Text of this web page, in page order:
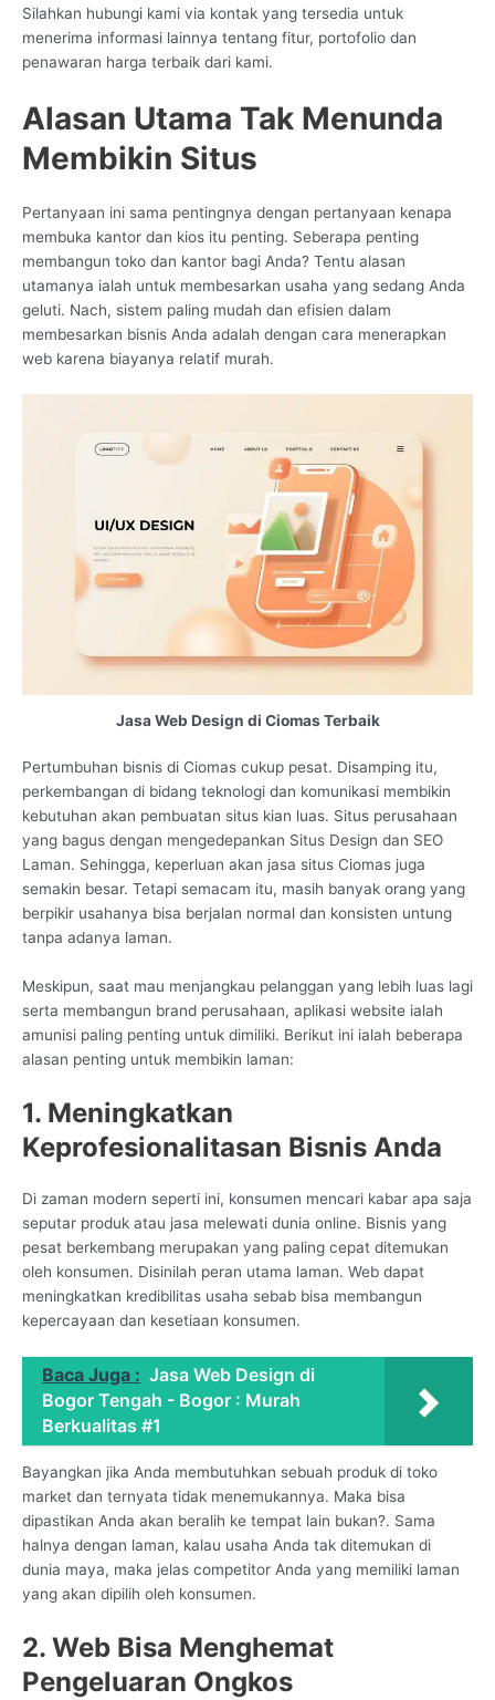
Silahkan hubungi kami via kontak yang tersedia untuk
menerima informasi lainnya tentang fitur, portofolio dan
penawaran harga terbaik dari kami.
Alasan Utama Tak Menunda
Membikin Situs
Pertanyaan ini sama pentingnya dengan pertanyaan kenapa
membuka kantor dan kios itu penting. Seberapa penting
membangun toko dan kantor bagi Anda? Tentu alasan
utamanya ialah untuk membesarkan usaha yang sedang Anda
geluti. Nach, sistem paling mudah dan efisien dalam
membesarkan bisnis Anda adalah dengan cara menerapkan
web karena biayanya relatif murah.
Jasa Web Design di Ciomas Terbaik
Pertumbuhan bisnis di Ciomas cukup pesat. Disamping itu,
perkembangan di bidang teknologi dan komunikasi membikin
kebutuhan akan pembuatan situs kian luas. Situs perusahaan
yang bagus dengan mengedepankan Situs Design dan SEO
Laman. Sehingga, keperluan akan jasa situs Ciomas juga
semakin besar. Tetapi semacam itu, masih banyak orang yang
berpikir usahanya bisa berjalan normal dan konsisten untung
tanpa adanya laman.
Meskipun, saat mau menjangkau pelanggan yang lebih luas lagi
serta membangun brand perusahaan, aplikasi website ialah
amunisi paling penting untuk dimiliki. Berikut ini ialah beberapa
alasan penting untuk membikin laman:
1. Meningkatkan
Keprofesionalitasan Bisnis Anda
Di zaman modern seperti ini, konsumen mencari kabar apa saja
seputar produk atau jasa melewati dunia online. Bisnis yang
pesat berkembang merupakan yang paling cepat ditemukan
oleh konsumen. Disinilah peran utama laman. Web dapat
meningkatkan kredibilitas usaha sebab bisa membangun
kepercayaan dan kesetiaan konsumen.
Baca Juga : Jasa Web Design di
Bogor Tengah - Bogor : Murah
Berkualitas #1
Bayangkan jika Anda membutuhkan sebuah produk di toko
market dan ternyata tidak menemukannya. Maka bisa
dipastikan Anda akan beralih ke tempat lain bukan?. Sama
halnya dengan laman, kalau usaha Anda tak ditemukan di
dunia maya, maka jelas competitor Anda yang memiliki laman
yang akan dipilih oleh konsumen.
2. Web Bisa Menghemat
Pengeluaran Ongkos